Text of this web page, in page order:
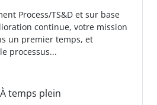
Process/TS&D et sur base
continue, votre mission
un premier temps, et
processus...
À temps plein